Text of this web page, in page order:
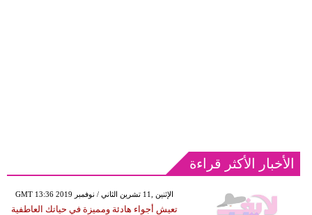
الأخبار الأكثر قراءة
GMT 13:36 2019 الإثنين ,11 تشرين الثاني / نوفمبر
تعيش أجواء هادئة ومميزة في حياتك العاطفية